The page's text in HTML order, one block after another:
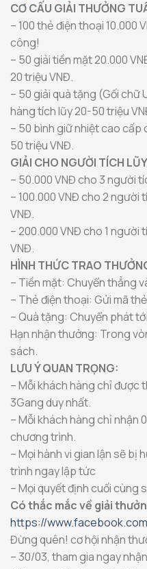
CƠ CẤU GIẢI THƯỞNG
– 100 thẻ điện thoại 10.000
công!
– 50 giải tiền mặt 20.000
20 triệu VNĐ.
– 50 giải quà tặng (Gối chữ
hàng tích lũy 20-50 triệu
– 50 bình giữ nhiệt cao
50 triệu VNĐ.
GIẢI CHO NGƯỜI TÍCH
– 50.000 VNĐ cho 3 người
– 100.000 VNĐ cho 2
VNĐ.
– 200.000 VNĐ cho 1
VNĐ.
HÌNH THỨC TRAO
– Tiền mặt: Chuyển thẳng
– Thẻ điện thoại: Gửi mã
– Quà tặng: Chuyển phát
Hạn nhận thưởng: Trong
sách.
LƯU Ý QUAN TRỌNG:
– Mỗi khách hàng chỉ được
3Gang duy nhất.
– Mỗi khách hàng chỉ nhận
chương trình.
– Mọi hành vi gian lận sẽ bị
trình ngay lập tức
– Mọi quyết định cuối cùng
Có thắc mắc về giải
https://www.facebook.com/
Đừng quên! cơ hội nhận
– 30/03, tham gia ngay